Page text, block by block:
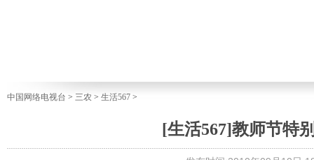
中国网络电视台 > 三农 > 生活567 >
[生活567]教师节特